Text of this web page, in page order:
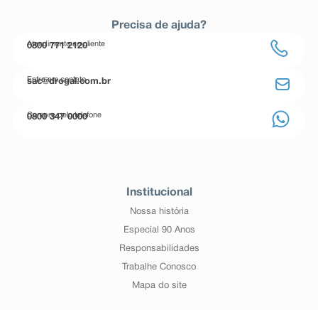
Precisa de ajuda?
Atendimento ao cliente
0800 771 2120
Entre em contato
sac@drogal.com.br
Compre pelo telefone
0800 347 0000
Institucional
Nossa história
Especial 90 Anos
Responsabilidades
Trabalhe Conosco
Mapa do site